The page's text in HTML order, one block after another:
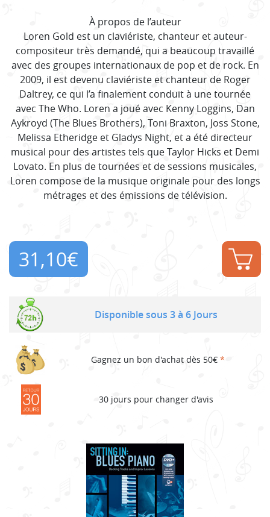
À propos de l’auteur
Loren Gold est un claviériste, chanteur et auteur-
compositeur très demandé, qui a beaucoup travaillé
avec des groupes internationaux de pop et de rock. En
2009, il est devenu claviériste et chanteur de Roger
Daltrey, ce qui l’a finalement conduit à une tournée
avec The Who. Loren a joué avec Kenny Loggins, Dan
Aykroyd (The Blues Brothers), Toni Braxton, Joss Stone,
Melissa Etheridge et Gladys Night, et a été directeur
musical pour des artistes tels que Taylor Hicks et Demi
Lovato. En plus de tournées et de sessions musicales,
Loren compose de la musique originale pour des longs
métrages et des émissions de télévision.
31,10€
Disponible sous 3 à 6 Jours
Gagnez un bon d'achat dès 50€ *
30 jours pour changer d'avis